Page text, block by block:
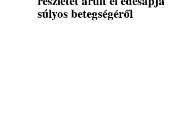
súlyos betegségéről